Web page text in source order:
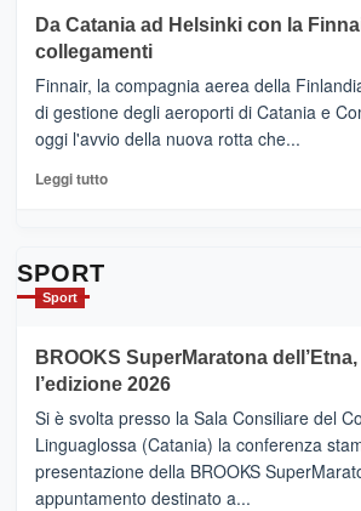
tappe
dell’enoturismo
RANDAZZO
–
Ci
siamo
quasi….
pronti
per
Da Catania ad Helsinki con la
collegamenti
Finnair, la compagnia aerea della
di gestione degli aeroporti di Catania e
oggi l'avvio della nuova rotta che...
Leggi tuttoLeggi
con
la
Al
via
i
collegamenti
SPORT
Sport
BROOKS SuperMaratona
l’edizione 2026
Si è svolta presso la Sala Consiliare del
Linguaglossa (Catania) la conferenza
presentazione della BROOKS
appuntamento destinato a...